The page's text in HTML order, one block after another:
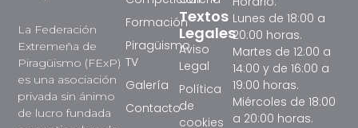
La Federación
Extremeña de
Piragüismo (FExP)
es una asociación
privada sin ánimo
de lucro fundada
Textos
Legales
Aviso
Legal
Política
de
cookies
Formación
Piragüismo
TV
Galería
Contacto
Lunes de 18:00 a
20:00 horas.
Martes de 12:00 a
14:00 y de 16:00 a
19:00 horas.
Miércoles de 18:00
a 20:00 horas.